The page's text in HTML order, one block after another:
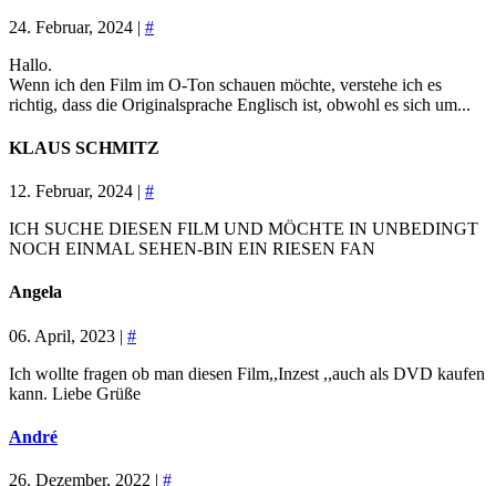
24. Februar, 2024 | #
Hallo.
Wenn ich den Film im O-Ton schauen möchte, verstehe ich es
richtig, dass die Originalsprache Englisch ist, obwohl es sich um...
KLAUS SCHMITZ
12. Februar, 2024 | #
ICH SUCHE DIESEN FILM UND MÖCHTE IN UNBEDINGT
NOCH EINMAL SEHEN-BIN EIN RIESEN FAN
Angela
06. April, 2023 | #
Ich wollte fragen ob man diesen Film,,Inzest ,,auch als DVD kaufen
kann. Liebe Grüße
André
26. Dezember, 2022 | #